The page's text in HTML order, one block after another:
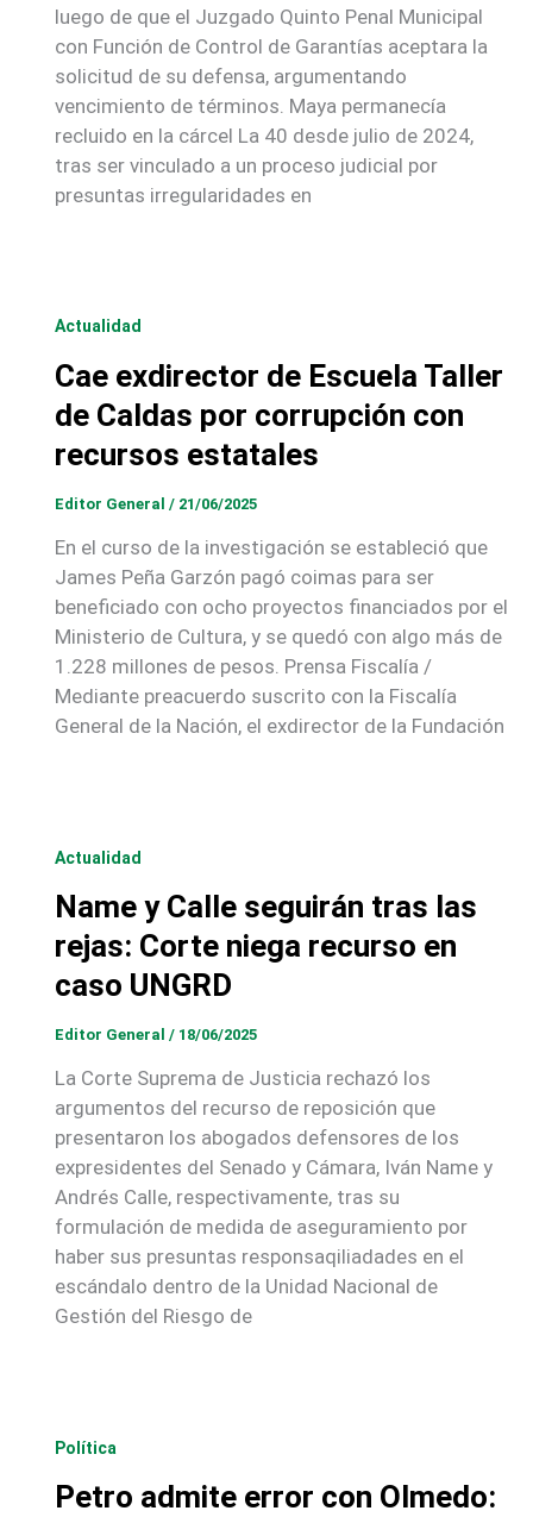
luego de que el Juzgado Quinto Penal Municipal
con Función de Control de Garantías aceptara la
solicitud de su defensa, argumentando
vencimiento de términos. Maya permanecía
recluido en la cárcel La 40 desde julio de 2024,
tras ser vinculado a un proceso judicial por
presuntas irregularidades en
Actualidad
Cae exdirector de Escuela Taller
de Caldas por corrupción con
recursos estatales
Editor General / 21/06/2025
En el curso de la investigación se estableció que
James Peña Garzón pagó coimas para ser
beneficiado con ocho proyectos financiados por el
Ministerio de Cultura, y se quedó con algo más de
1.228 millones de pesos. Prensa Fiscalía /
Mediante preacuerdo suscrito con la Fiscalía
General de la Nación, el exdirector de la Fundación
Actualidad
Name y Calle seguirán tras las
rejas: Corte niega recurso en
caso UNGRD
Editor General / 18/06/2025
La Corte Suprema de Justicia rechazó los
argumentos del recurso de reposición que
presentaron los abogados defensores de los
expresidentes del Senado y Cámara, Iván Name y
Andrés Calle, respectivamente, tras su
formulación de medida de aseguramiento por
haber sus presuntas responsaqiliadades en el
escándalo dentro de la Unidad Nacional de
Gestión del Riesgo de
Política
Petro admite error con Olmedo: